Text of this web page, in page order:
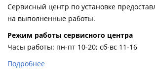
Сервисный центр по установке
на выполненные работы.
Pежим работы сервисного центра
Часы работы: пн-пт 10-20; сб-вс 11-16
Подробнее